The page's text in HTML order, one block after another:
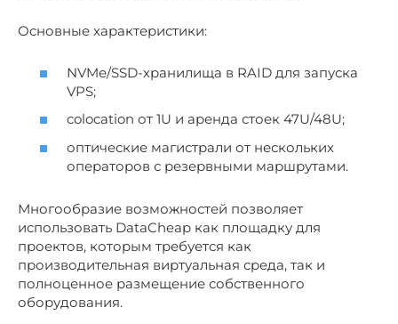
Основные характеристики:
NVMe/SSD-хранилища в RAID для запуска
VPS;
colocation от 1U и аренда стоек 47U/48U;
оптические магистрали от нескольких
операторов с резервными маршрутами.
Многообразие возможностей позволяет
использовать DataCheap как площадку для
проектов, которым требуется как
производительная виртуальная среда, так и
полноценное размещение собственного
оборудования.